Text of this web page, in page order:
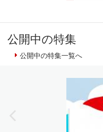
公開中の特集
公開中の特集一覧へ